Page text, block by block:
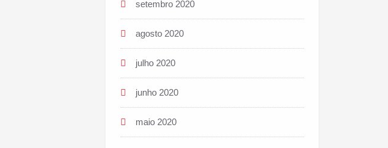
setembro 2020
agosto 2020
julho 2020
junho 2020
maio 2020